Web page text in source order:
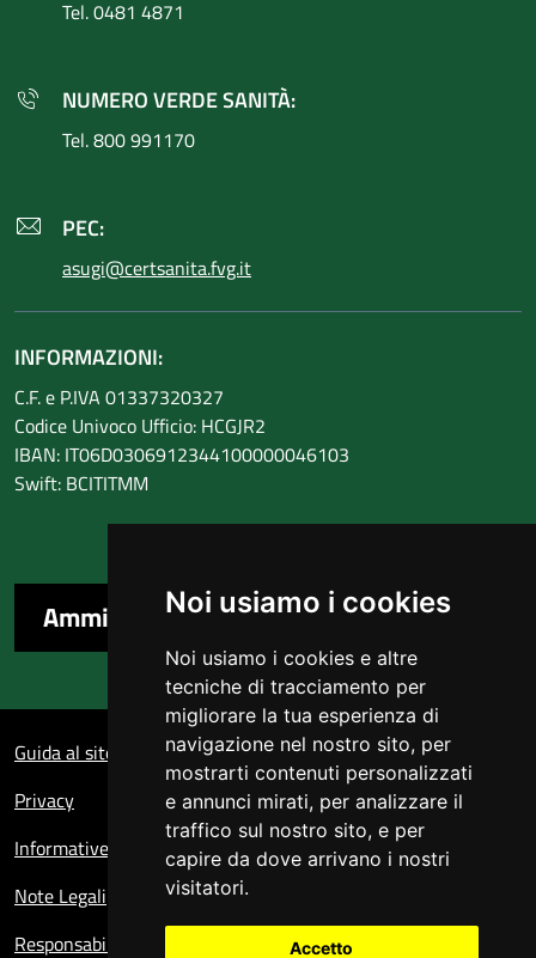
Noi usiamo i cookies
Noi usiamo i cookies e altre
tecniche di tracciamento per
migliorare la tua esperienza di
navigazione nel nostro sito, per
mostrarti contenuti personalizzati
e annunci mirati, per analizzare il
traffico sul nostro sito, e per
capire da dove arrivano i nostri
visitatori.
Accetto
Tel. 0481 4871
NUMERO VERDE SANITÀ:
Tel. 800 991170
PEC:
asugi@certsanita.fvg.it
INFORMAZIONI:
C.F. e P.IVA 01337320327
Codice Univoco Ufficio: HCGJR2
IBAN: IT06D0306912344100000046103
Swift: BCITITMM
Amministrazione trasparente
Guida al sito
Privacy
Informative sul trattamento dei dati personali
Note Legali
Responsabile del sito